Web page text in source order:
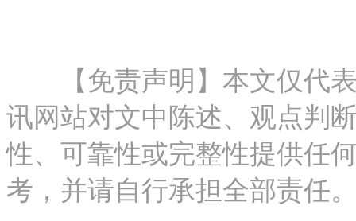
【免责声明】本文仅代表
讯网站对文中陈述、观点判
性、可靠性或完整性提供任
考，并请自行承担全部责任。